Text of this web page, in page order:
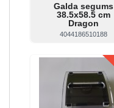
Galda segums
38.5x58.5 cm
Dragon
4044186510188